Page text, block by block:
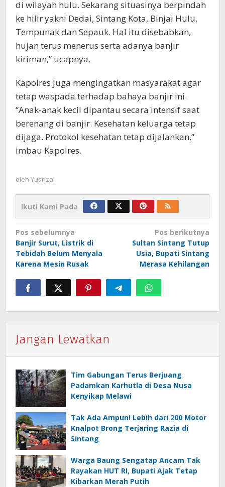
di wilayah hulu. Sekarang situasinya berpindah
ke hilir yakni Dedai, Sintang Kota, Binjai Hulu,
Tempunak dan Sepauk. Hal itu disebabkan,
hujan terus menerus serta adanya banjir
kiriman,” ucapnya.
Kapolres juga mengingatkan masyarakat agar
tetap waspada terhadap bahaya banjir ini.
“Anak-anak kecil dipantau secara intensif saat
berenang di banjir. Kesehatan keluarga tetap
dijaga. Protokol kesehatan tetap dijalankan,”
imbau Kapolres.
oleh Yusrizal
Ikuti Kami Pada
Navigasi
pos
Pos sebelumnya
Banjir Surut, Listrik di
Tebidah Belum Menyala
Karena Mesin Rusak
Pos berikutnya
Sultan Sintang Tutup
Usia, Bupati Sintang
Merasa Kehilangan
Jangan Lewatkan
Tim Gabungan Terus Berjuang
Padamkan Karhutla di Desa Nusa
Kenyikap Melawi
Tak Ada Ampun! Lebih dari 200 Motor
Knalpot Brong Terjaring Razia di
Sintang
Warga Baung Sengatap Ancam Tak
Rayakan HUT RI, Bupati Ajak Tetap
Kibarkan Merah Putih